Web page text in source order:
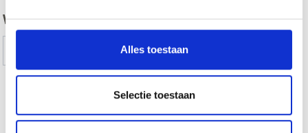
Alles toestaan
Selectie toestaan
WAS DE INHOUD NUTTIG VOOR U?
ALLE THEMATISCHE PADEN IN HET